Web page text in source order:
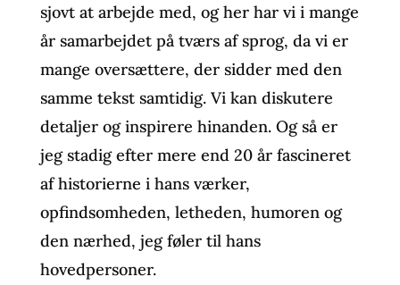
sjovt at arbejde med, og her har vi i mange
år samarbejdet på tværs af sprog, da vi er
mange oversættere, der sidder med den
samme tekst samtidig. Vi kan diskutere
detaljer og inspirere hinanden. Og så er
jeg stadig efter mere end 20 år fascineret
af historierne i hans værker,
opfindsomheden, letheden, humoren og
den nærhed, jeg føler til hans
hovedpersoner.